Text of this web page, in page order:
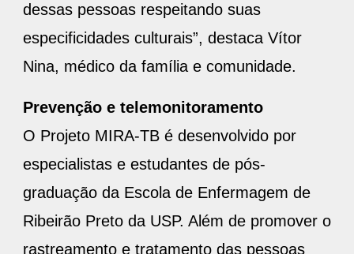
dessas pessoas respeitando suas
especificidades culturais”, destaca Vítor
Nina, médico da família e comunidade.
Prevenção e telemonitoramento
O Projeto MIRA-TB é desenvolvido por
especialistas e estudantes de pós-
graduação da Escola de Enfermagem de
Ribeirão Preto da USP. Além de promover o
rastreamento e tratamento das pessoas